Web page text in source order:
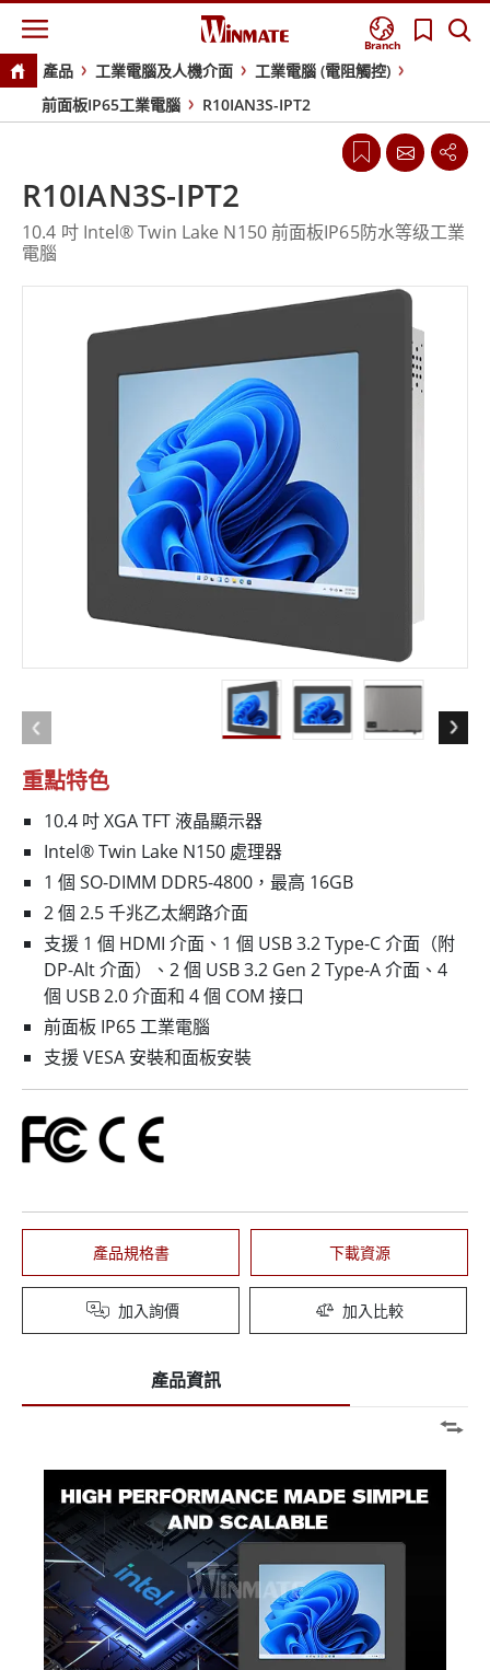
Branch
產品 工業電腦及人機介面
工業電腦 (電阻觸控)
前面板IP65工業電腦
R10IAN3S-IPT2
重點特色
10.4 吋 XGA TFT 液晶顯示器
Intel® Twin Lake N150 處理器
1 個 SO-DIMM DDR5-4800，最高 16GB
2 個 2.5 千兆乙太網路介面
支援 1 個 HDMI 介面、1 個 USB 3.2 Type-C 介面（附
DP-Alt 介面）、2 個 USB 3.2 Gen 2 Type-A 介面、4
個 USB 2.0 介面和 4 個 COM 接口
前面板 IP65 工業電腦
支援 VESA 安裝和面板安裝
產品規格書 下載資源
加入詢價 加入比較
R10IAN3S-IPT2
10.4 吋 Intel® Twin Lake N150 前面板IP65防水等级工業
電腦
產品資訊